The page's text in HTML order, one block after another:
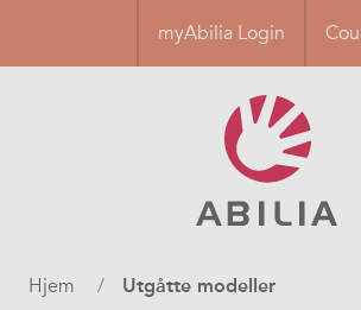
hovedinnhold
myAbilia Login
Navigasjonssti
Hjem Utgåtte modeller